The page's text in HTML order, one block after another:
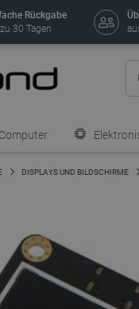
Rückgabe
30 Tagen
DISPLAYS UND BILDSCHIRME